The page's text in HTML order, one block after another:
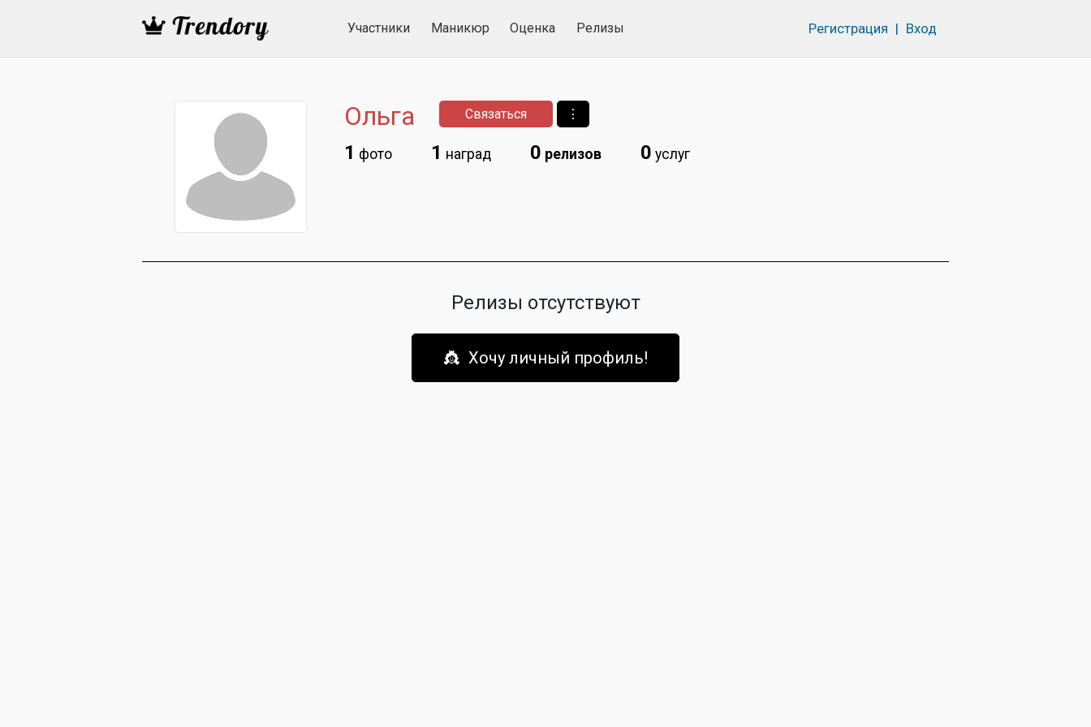
Участники Маникюр Оценка Релизы Регистрация | Вход
Ольга Связаться ⋮
1 фото 1 наград 0 релизов 0 услуг
Релизы отсутствуют
👸 Хочу личный профиль!